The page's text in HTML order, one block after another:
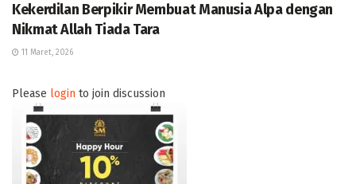
Kekerdilan Berpikir Membuat Manusia Alpa dengan
Nikmat Allah Tiada Tara
11 Maret, 2026
Please login to join discussion